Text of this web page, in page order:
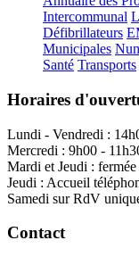
Intercommunal
Défibrillateurs
Municipales
Santé Transports
Horaires
Lundi - Vendredi :
Mercredi : 9h00 -
Mardi et Jeudi :
Jeudi : Accueil
Samedi sur RdV
Contact